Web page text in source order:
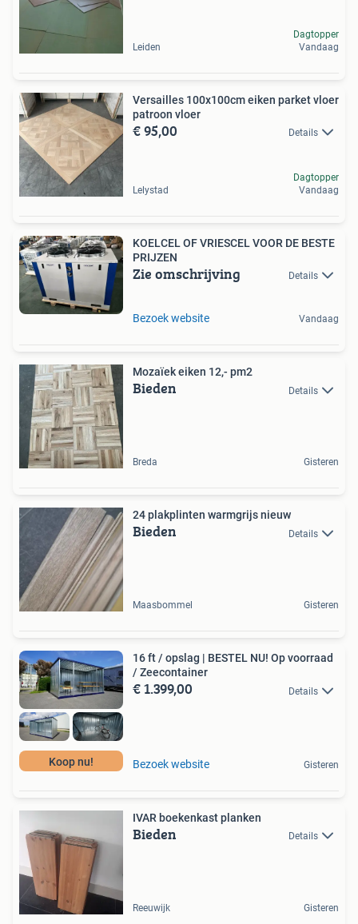
Leiden
Dagtopper
Vandaag
Versailles 100x100cm eiken parket vloer
patroon vloer
€ 95,00 Details
Lelystad
Dagtopper
Vandaag
KOELCEL OF VRIESCEL VOOR DE BESTE
PRIJZEN
Zie omschrijving Details
Bezoek website Vandaag
Mozaïek eiken 12,- pm2
Bieden Details
Breda Gisteren
24 plakplinten warmgrijs nieuw
Bieden Details
Maasbommel Gisteren
Koop nu!
16 ft / opslag | BESTEL NU! Op voorraad
/ Zeecontainer
€ 1.399,00 Details
Bezoek website Gisteren
IVAR boekenkast planken
Bieden Details
Reeuwijk Gisteren